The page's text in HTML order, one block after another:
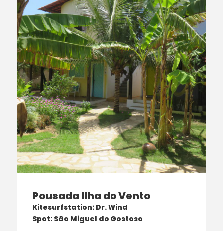
Pousada Ilha do Vento
Kitesurfstation: Dr. Wind
Spot: São Miguel do Gostoso